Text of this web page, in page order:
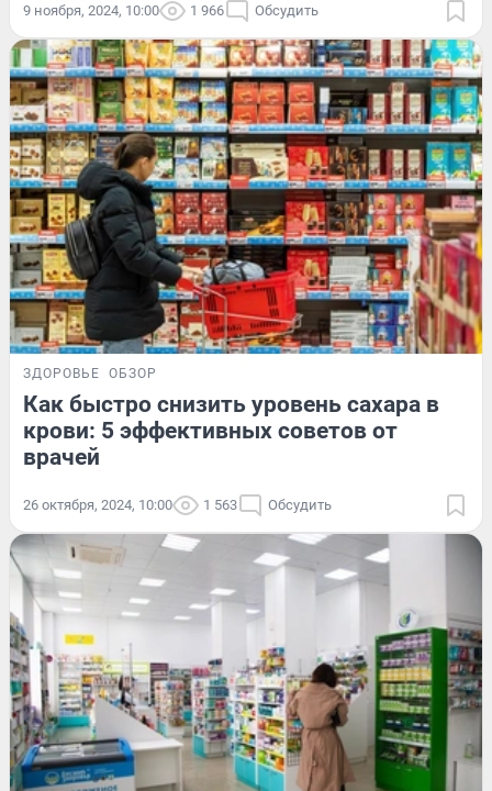
9 ноября, 2024, 10:00 1 966 Обсудить
ЗДОРОВЬЕ ОБЗОР
Как быстро снизить уровень сахара в
крови: 5 эффективных советов от
врачей
26 октября, 2024, 10:00 1 563 Обсудить